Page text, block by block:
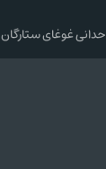
غوغای ستارگان